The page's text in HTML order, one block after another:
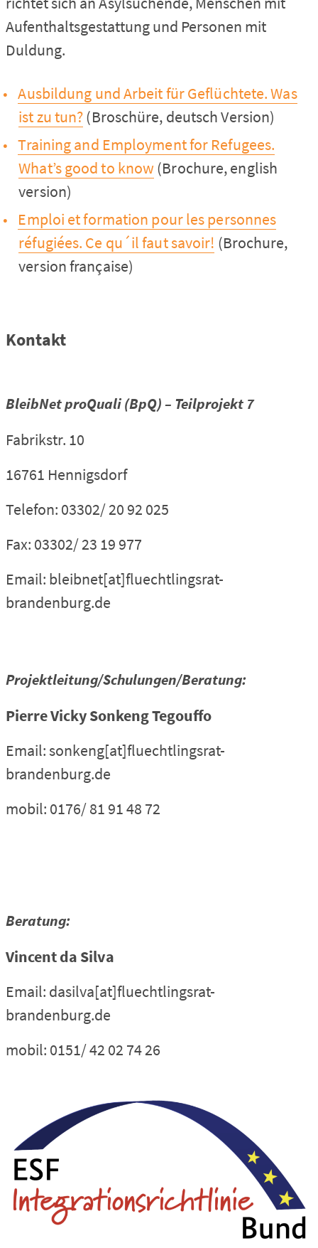
Aufenthaltsgestattung und Personen mit
Duldung.
Ausbildung und Arbeit für Geflüchtete. Was
ist zu tun?(Broschüre, deutsch Version)
Training and Employment for Refugees.
What’s good to know(Brochure, english
version)
Emploi et formation pour les personnes
réfugiées. Ce qu´il faut savoir! (Brochure,
version française)
Kontakt
BleibNet proQuali (BpQ) – Teilprojekt 7
Fabrikstr. 10
16761 Hennigsdorf
Telefon: 03302/ 20 92 025
Fax: 03302/ 23 19 977
Email: bleibnet[at]fluechtlingsrat-
brandenburg.de
Projektleitung/Schulungen/Beratung:
Pierre Vicky Sonkeng Tegouffo
Email: sonkeng[at]fluechtlingsrat-
brandenburg.de
mobil: 0176/ 81 91 48 72
Beratung:
Vincent da Silva
Email: dasilva[at]fluechtlingsrat-
brandenburg.de
mobil: 0151/ 42 02 74 26